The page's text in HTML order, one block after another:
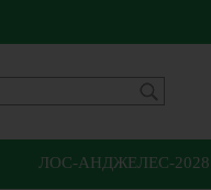
ЛОС-АНДЖЕЛЕС-2028